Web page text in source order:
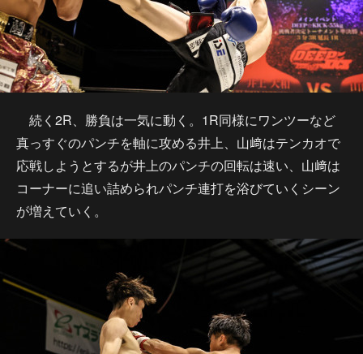
続く2R、勝負は一気に動く。1R同様にワンツーなど
真っすぐのパンチを軸に攻める井上、山﨑はテンカオで
応戦しようとするが井上のパンチの回転は速い、山﨑は
コーナーに追い詰められパンチ連打を浴びていくシーン
が増えていく。